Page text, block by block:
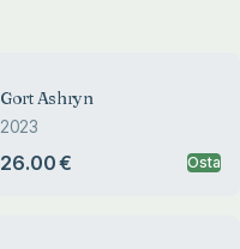
Gort Ashryn
2023
26.00 € Osta